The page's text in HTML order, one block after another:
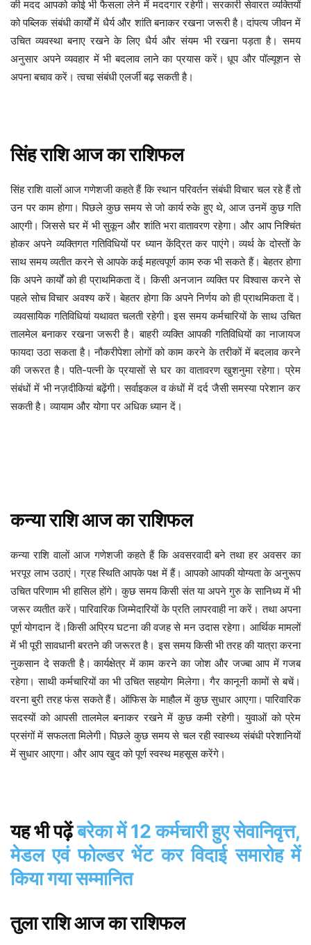
की मदद आपको कोई भी फैसला लेने में मददगार रहेगी। सरकारी सेवारत व्यक्तियों
को पब्लिक संबंधी कार्यों में धैर्य और शांति बनाकर रखना जरूरी है। दांपत्य जीवन में
उचित व्यवस्था बनाए रखने के लिए धैर्य और संयम भी रखना पड़ता है। समय
अनुसार अपने व्यवहार में भी बदलाव लाने का प्रयास करें। धूप और पॉल्यूशन से
अपना बचाव करें। त्वचा संबंधी एलर्जी बढ़ सकती है।
सिंह राशि आज का राशिफल
सिंह राशि वालों आज गणेशजी कहते हैं किस्थान परिवर्तन संबंधी विचार चल रहे हैं तो
उन पर काम होगा। पिछले कुछ समय से जो कार्य रुके हुए थे, आज उनमें कुछ गति
आएगी। जिससे घर में भी सुकून और शांति भरा वातावरण रहेगा। और आप निश्चिंत
होकर अपने व्यक्तिगत गतिविधियों पर ध्यान केंद्रित कर पाएंगे। व्यर्थ के दोस्तों के
साथ समय व्यतीत करने से आपके कई महत्वपूर्ण काम रुक भी सकते हैं। बेहतर होगा
कि अपने कार्यों को ही प्राथमिकता दें। किसी अनजान व्यक्ति पर विश्वास करने से
पहले सोच विचार अवश्य करें। बेहतर होगा कि अपने निर्णय को ही प्राथमिकता दें।
व्यवसायिक गतिविधियां यथावत चलती रहेगी। इस समय कर्मचारियों के साथ उचित
तालमेल बनाकर रखना जरूरी है। बाहरी व्यक्ति आपकी गतिविधियों का नाजायज
फायदा उठा सकता है। नौकरीपेशा लोगों को काम करने के तरीकों में बदलाव करने
की जरूरत है। पति-पत्नी के प्रयासों से घर का वातावरण खुशनुमा रहेगा। प्रेम
संबंधों में भी नज़दीकियां बढ़ेंगी। सर्वाइकल व कंधों में दर्द जैसी समस्या परेशान कर
सकती है। व्यायाम और योगा पर अधिक ध्यान दें।
कन्या राशि आज का राशिफल
कन्या राशि वालों आज गणेशजी कहते हैं कि अवसरवादी बने तथा हर अवसर का
भरपूर लाभ उठाएं। ग्रह स्थिति आपके पक्ष में हैं। आपको आपकी योग्यता के अनुरूप
उचित परिणाम भी हासिल होंगे। कुछ समय किसी संत या अपने गुरु के सानिध्य में भी
जरूर व्यतीत करें। पारिवारिक जिम्मेदारियों के प्रति लापरवाही ना करें। तथा अपना
पूर्ण योगदान दें।किसी अप्रिय घटना की वजह से मन उदास रहेगा। आर्थिक मामलों
में भी पूरी सावधानी बरतने की जरूरत है। इस समय किसी भी तरह की यात्रा करना
नुकसान दे सकती है। कार्यक्षेत्र में काम करने का जोश और जज्बा आप में गजब
रहेगा। साथी कर्मचारियों का भी उचित सहयोग मिलेगा। गैर कानूनी कामों से बचें।
वरना बुरी तरह फंस सकते हैं। ऑफिस के माहौल में कुछ सुधार आएगा। पारिवारिक
सदस्यों को आपसी तालमेल बनाकर रखने में कुछ कमी रहेगी। युवाओं को प्रेम
प्रसंगों में सफलता मिलेगी। पिछले कुछ समय से चल रही स्वास्थ्य संबंधी परेशानियों
में सुधार आएगा। और आप खुद को पूर्ण स्वस्थ महसूस करेंगे।
यह भी पढ़ें बरेका में 12 कर्मचारी हुए सेवानिवृत्त,
मेडल एवं फोल्डर भेंट कर विदाई समारोह में
किया गया सम्मानित
तुला राशि आज का राशिफल